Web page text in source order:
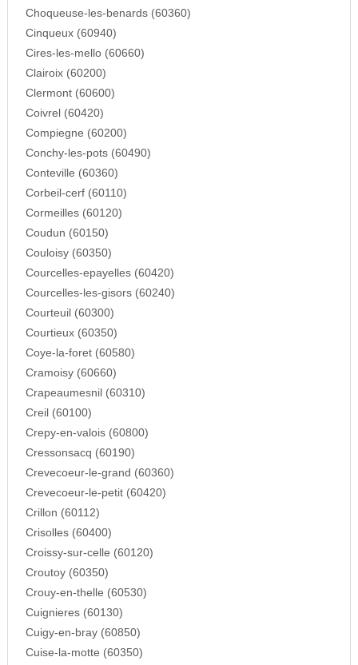
Choqueuse-les-benards (60360)
Cinqueux (60940)
Cires-les-mello (60660)
Clairoix (60200)
Clermont (60600)
Coivrel (60420)
Compiegne (60200)
Conchy-les-pots (60490)
Conteville (60360)
Corbeil-cerf (60110)
Cormeilles (60120)
Coudun (60150)
Couloisy (60350)
Courcelles-epayelles (60420)
Courcelles-les-gisors (60240)
Courteuil (60300)
Courtieux (60350)
Coye-la-foret (60580)
Cramoisy (60660)
Crapeaumesnil (60310)
Creil (60100)
Crepy-en-valois (60800)
Cressonsacq (60190)
Crevecoeur-le-grand (60360)
Crevecoeur-le-petit (60420)
Crillon (60112)
Crisolles (60400)
Croissy-sur-celle (60120)
Croutoy (60350)
Crouy-en-thelle (60530)
Cuignieres (60130)
Cuigy-en-bray (60850)
Cuise-la-motte (60350)